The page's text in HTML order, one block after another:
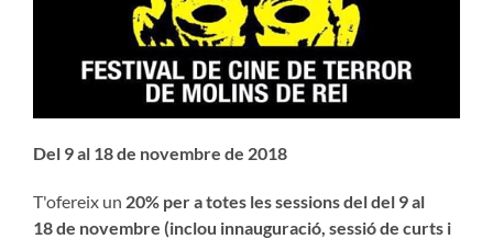
Del 9 al 18 de novembre de 2018
T'ofereix un 20% per a totes les sessions del del 9 al
18 de novembre (inclou innauguració, sessió de curts i